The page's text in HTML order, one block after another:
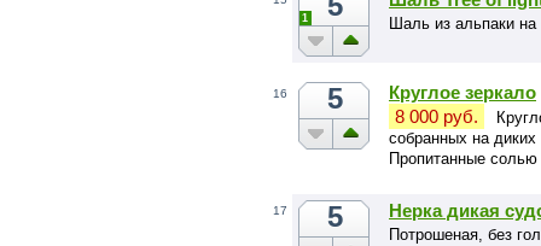
1 Шаль из альпаки
16 5
Круглое зеркало
8 000 руб.
собранных на
Пропитанные
17 5 Нерка дикая
Потрошеная, без